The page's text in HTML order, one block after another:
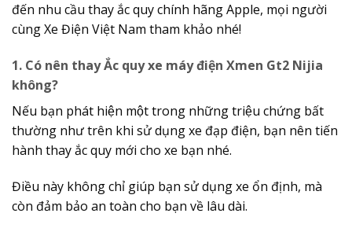
đến nhu cầu thay ắc quy chính hãng Apple, mọi người
cùng Xe Điện Việt Nam tham khảo nhé!
1. Có nên thay Ắc quy xe máy điện Xmen Gt2 Nijia
không?
Nếu bạn phát hiện một trong những triệu chứng bất
thường như trên khi sử dụng xe đạp điện, bạn nên tiến
hành thay ắc quy mới cho xe bạn nhé.
Điều này không chỉ giúp bạn sử dụng xe ổn định, mà
còn đảm bảo an toàn cho bạn về lâu dài.